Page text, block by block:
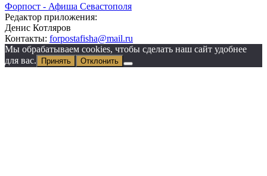
Форпост - Афиша Севастополя
Редактор приложения:
Денис Котляров
Контакты: forpostafisha@mail.ru
Мы обрабатываем cookies, чтобы сделать наш сайт удобнее
для вас.
Принять Отклонить